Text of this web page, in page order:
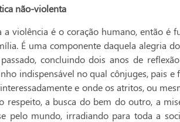
não-violenta
violência é o coração humano, então é
É uma componente daquela alegria
concluindo dois anos de
indispensável no qual cônjuges, pais
e onde os atritos, ou
respeito, a busca do bem do outro, a
pelo mundo, irradiando para toda a